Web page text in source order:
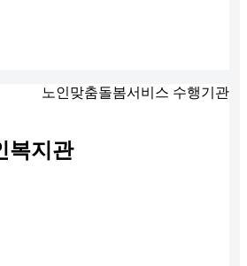
노인맞춤돌봄서비스 수행기관
복지관